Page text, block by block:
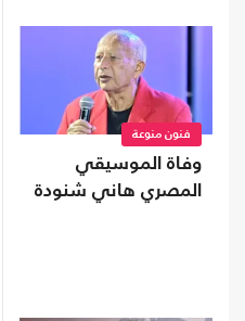
فنون منوعة
وفاة الموسيقي
المصري هاني شنودة